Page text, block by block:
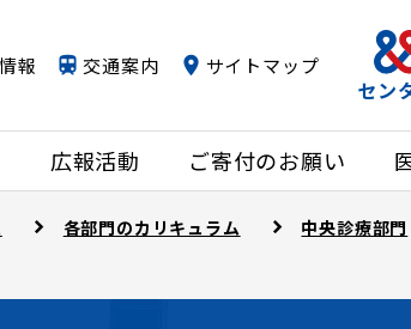
広報活動 ご寄付のお願い
セン
報 交通案内 サイトマップ
各部門のカリキュラム
中央診療部門